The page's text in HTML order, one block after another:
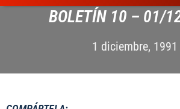
BOLETÍN 10 – 01/
1 diciembre, 1991